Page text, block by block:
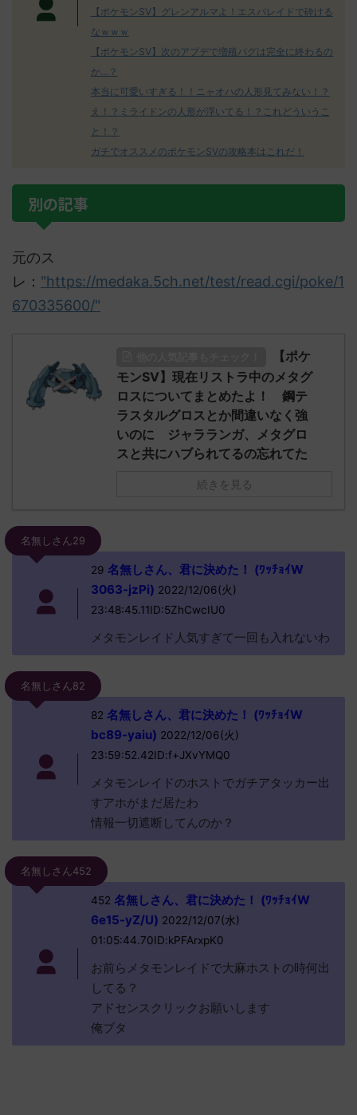
【ポケモンSV】グレンアルマよ！エスバレイドで砕ける
なｗｗｗ
【ポケモンSV】次のアプデで増殖バグは完全に終わるの
か…？
本当に可愛いすぎる！！ニャオハの人形見てみない！？
え！？ミライドンの人形が浮いてる！？これどういうこ
と！？
ガチでオススメのポケモンSVの攻略本はこれだ！
別の記事
元のス
レ： "https://medaka.5ch.net/test/read.cgi/poke/1
670335600/"
【ポケ
モンSV】現在リストラ中のメタグ
ロスについてまとめたよ！ 鋼テ
ラスタルグロスとか間違いなく強
いのに ジャラランガ、メタグロ
スと共にハブられてるの忘れてた
続きを見る
名無しさん29
29 名無しさん、君に決めた！ (ﾜｯﾁｮｲW
3063-jzPi) 2022/12/06(火)
23:48:45.11ID:5ZhCwcIU0
メタモンレイド人気すぎて一回も入れないわ
名無しさん82
82 名無しさん、君に決めた！ (ﾜｯﾁｮｲW
bc89-yaiu) 2022/12/06(火)
23:59:52.42ID:f+JXvYMQ0
メタモンレイドのホストでガチアタッカー出
すアホがまだ居たわ
情報一切遮断してんのか？
名無しさん452
452 名無しさん、君に決めた！ (ﾜｯﾁｮｲW
6e15-yZ/U) 2022/12/07(水)
01:05:44.70ID:kPFArxpK0
お前らメタモンレイドで大麻ホストの時何出
してる？
アドセンスクリックお願いします
俺ブタ